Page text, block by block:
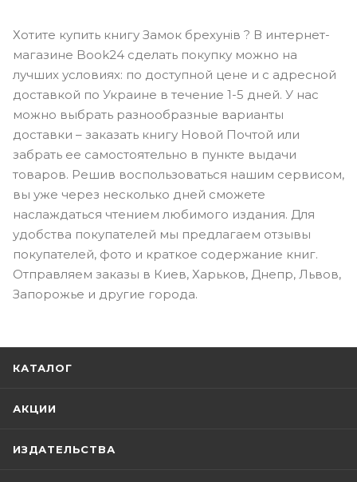
Хотите купить книгу Замок брехунів ? В интернет-
магазине Book24 сделать покупку можно на
лучших условиях: по доступной цене и с адресной
доставкой по Украине в течение 1-5 дней. У нас
можно выбрать разнообразные варианты
доставки – заказать книгу Новой Почтой или
забрать ее самостоятельно в пункте выдачи
товаров. Решив воспользоваться нашим сервисом,
вы уже через несколько дней сможете
наслаждаться чтением любимого издания. Для
удобства покупателей мы предлагаем отзывы
покупателей, фото и краткое содержание книг.
Отправляем заказы в Киев, Харьков, Днепр, Львов,
Запорожье и другие города.
КАТАЛОГ
АКЦИИ
ИЗДАТЕЛЬСТВА